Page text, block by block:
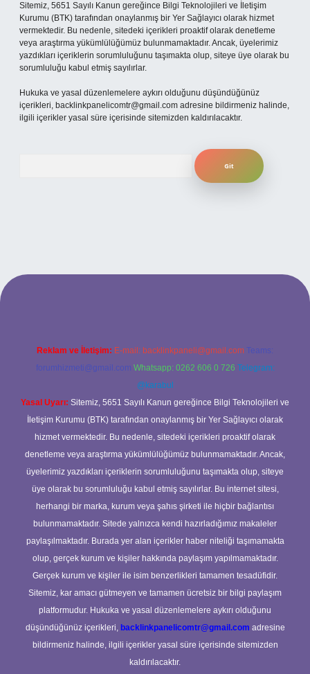
Sitemiz, 5651 Sayılı Kanun gereğince Bilgi Teknolojileri ve İletişim
Kurumu (BTK) tarafından onaylanmış bir Yer Sağlayıcı olarak hizmet
vermektedir. Bu nedenle, sitedeki içerikleri proaktif olarak denetleme
veya araştırma yükümlülüğümüz bulunmamaktadır. Ancak, üyelerimiz
yazdıkları içeriklerin sorumluluğunu taşımakta olup, siteye üye olarak bu
sorumluluğu kabul etmiş sayılırlar.
Hukuka ve yasal düzenlemelere aykırı olduğunu düşündüğünüz
içerikleri, backlinkpanelicomtr@gmail.com adresine bildirmeniz halinde,
ilgili içerikler yasal süre içerisinde sitemizden kaldırılacaktır.
ilbet yeni giriş adresi
Reklam ve İletişim: E-mail: backlinkpaneli@gmail.com Teams:
forumhizmeti@gmail.com Whatsapp: 0262 606 0 726 Telegram:
@karabul
Yasal Uyarı: Sitemiz, 5651 Sayılı Kanun gereğince Bilgi Teknolojileri ve
İletişim Kurumu (BTK) tarafından onaylanmış bir Yer Sağlayıcı olarak
hizmet vermektedir. Bu nedenle, sitedeki içerikleri proaktif olarak
denetleme veya araştırma yükümlülüğümüz bulunmamaktadır. Ancak,
üyelerimiz yazdıkları içeriklerin sorumluluğunu taşımakta olup, siteye
üye olarak bu sorumluluğu kabul etmiş sayılırlar. Bu internet sitesi,
herhangi bir marka, kurum veya şahıs şirketi ile hiçbir bağlantısı
bulunmamaktadır. Sitede yalnızca kendi hazırladığımız makaleler
paylaşılmaktadır. Burada yer alan içerikler haber niteliği taşımamakta
olup, gerçek kurum ve kişiler hakkında paylaşım yapılmamaktadır.
Gerçek kurum ve kişiler ile isim benzerlikleri tamamen tesadüfidir.
Sitemiz, kar amacı gütmeyen ve tamamen ücretsiz bir bilgi paylaşım
platformudur. Hukuka ve yasal düzenlemelere aykırı olduğunu
düşündüğünüz içerikleri, backlinkpanelicomtr@gmail.com adresine
bildirmeniz halinde, ilgili içerikler yasal süre içerisinde sitemizden
kaldırılacaktır.